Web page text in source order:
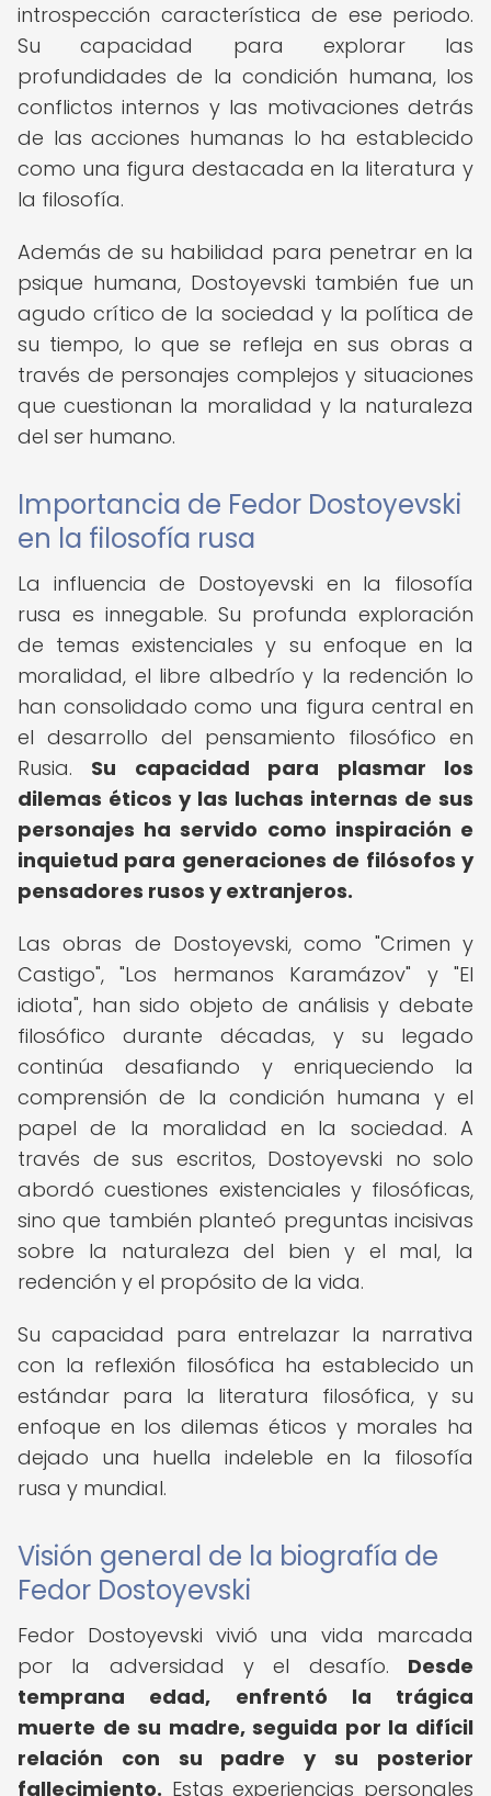
introspección característica de ese periodo.
Su capacidad para explorar las
profundidades de la condición humana, los
conflictos internos y las motivaciones detrás
de las acciones humanas lo ha establecido
como una figura destacada en la literatura y
la filosofía.
Además de su habilidad para penetrar en la
psique humana, Dostoyevski también fue un
agudo crítico de la sociedad y la política de
su tiempo, lo que se refleja en sus obras a
través de personajes complejos y situaciones
que cuestionan la moralidad y la naturaleza
del ser humano.
Importancia de Fedor Dostoyevski
en la filosofía rusa
La influencia de Dostoyevski en la filosofía
rusa es innegable. Su profunda exploración
de temas existenciales y su enfoque en la
moralidad, el libre albedrío y la redención lo
han consolidado como una figura central en
el desarrollo del pensamiento filosófico en
Rusia. Su capacidad para plasmar los
dilemas éticos y las luchas internas de sus
personajes ha servido como inspiración e
inquietud para generaciones de filósofos y
pensadores rusos y extranjeros.
Las obras de Dostoyevski, como "Crimen y
Castigo", "Los hermanos Karamázov" y "El
idiota", han sido objeto de análisis y debate
filosófico durante décadas, y su legado
continúa desafiando y enriqueciendo la
comprensión de la condición humana y el
papel de la moralidad en la sociedad. A
través de sus escritos, Dostoyevski no solo
abordó cuestiones existenciales y filosóficas,
sino que también planteó preguntas incisivas
sobre la naturaleza del bien y el mal, la
redención y el propósito de la vida.
Su capacidad para entrelazar la narrativa
con la reflexión filosófica ha establecido un
estándar para la literatura filosófica, y su
enfoque en los dilemas éticos y morales ha
dejado una huella indeleble en la filosofía
rusa y mundial.
Visión general de la biografía de
Fedor Dostoyevski
Fedor Dostoyevski vivió una vida marcada
por la adversidad y el desafío. Desde
temprana edad, enfrentó la trágica
muerte de su madre, seguida por la difícil
relación con su padre y su posterior
fallecimiento. Estas experiencias personales